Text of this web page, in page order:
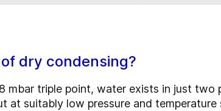
dry condensing?
mbar triple point, water exists in just two
at suitably low pressure and